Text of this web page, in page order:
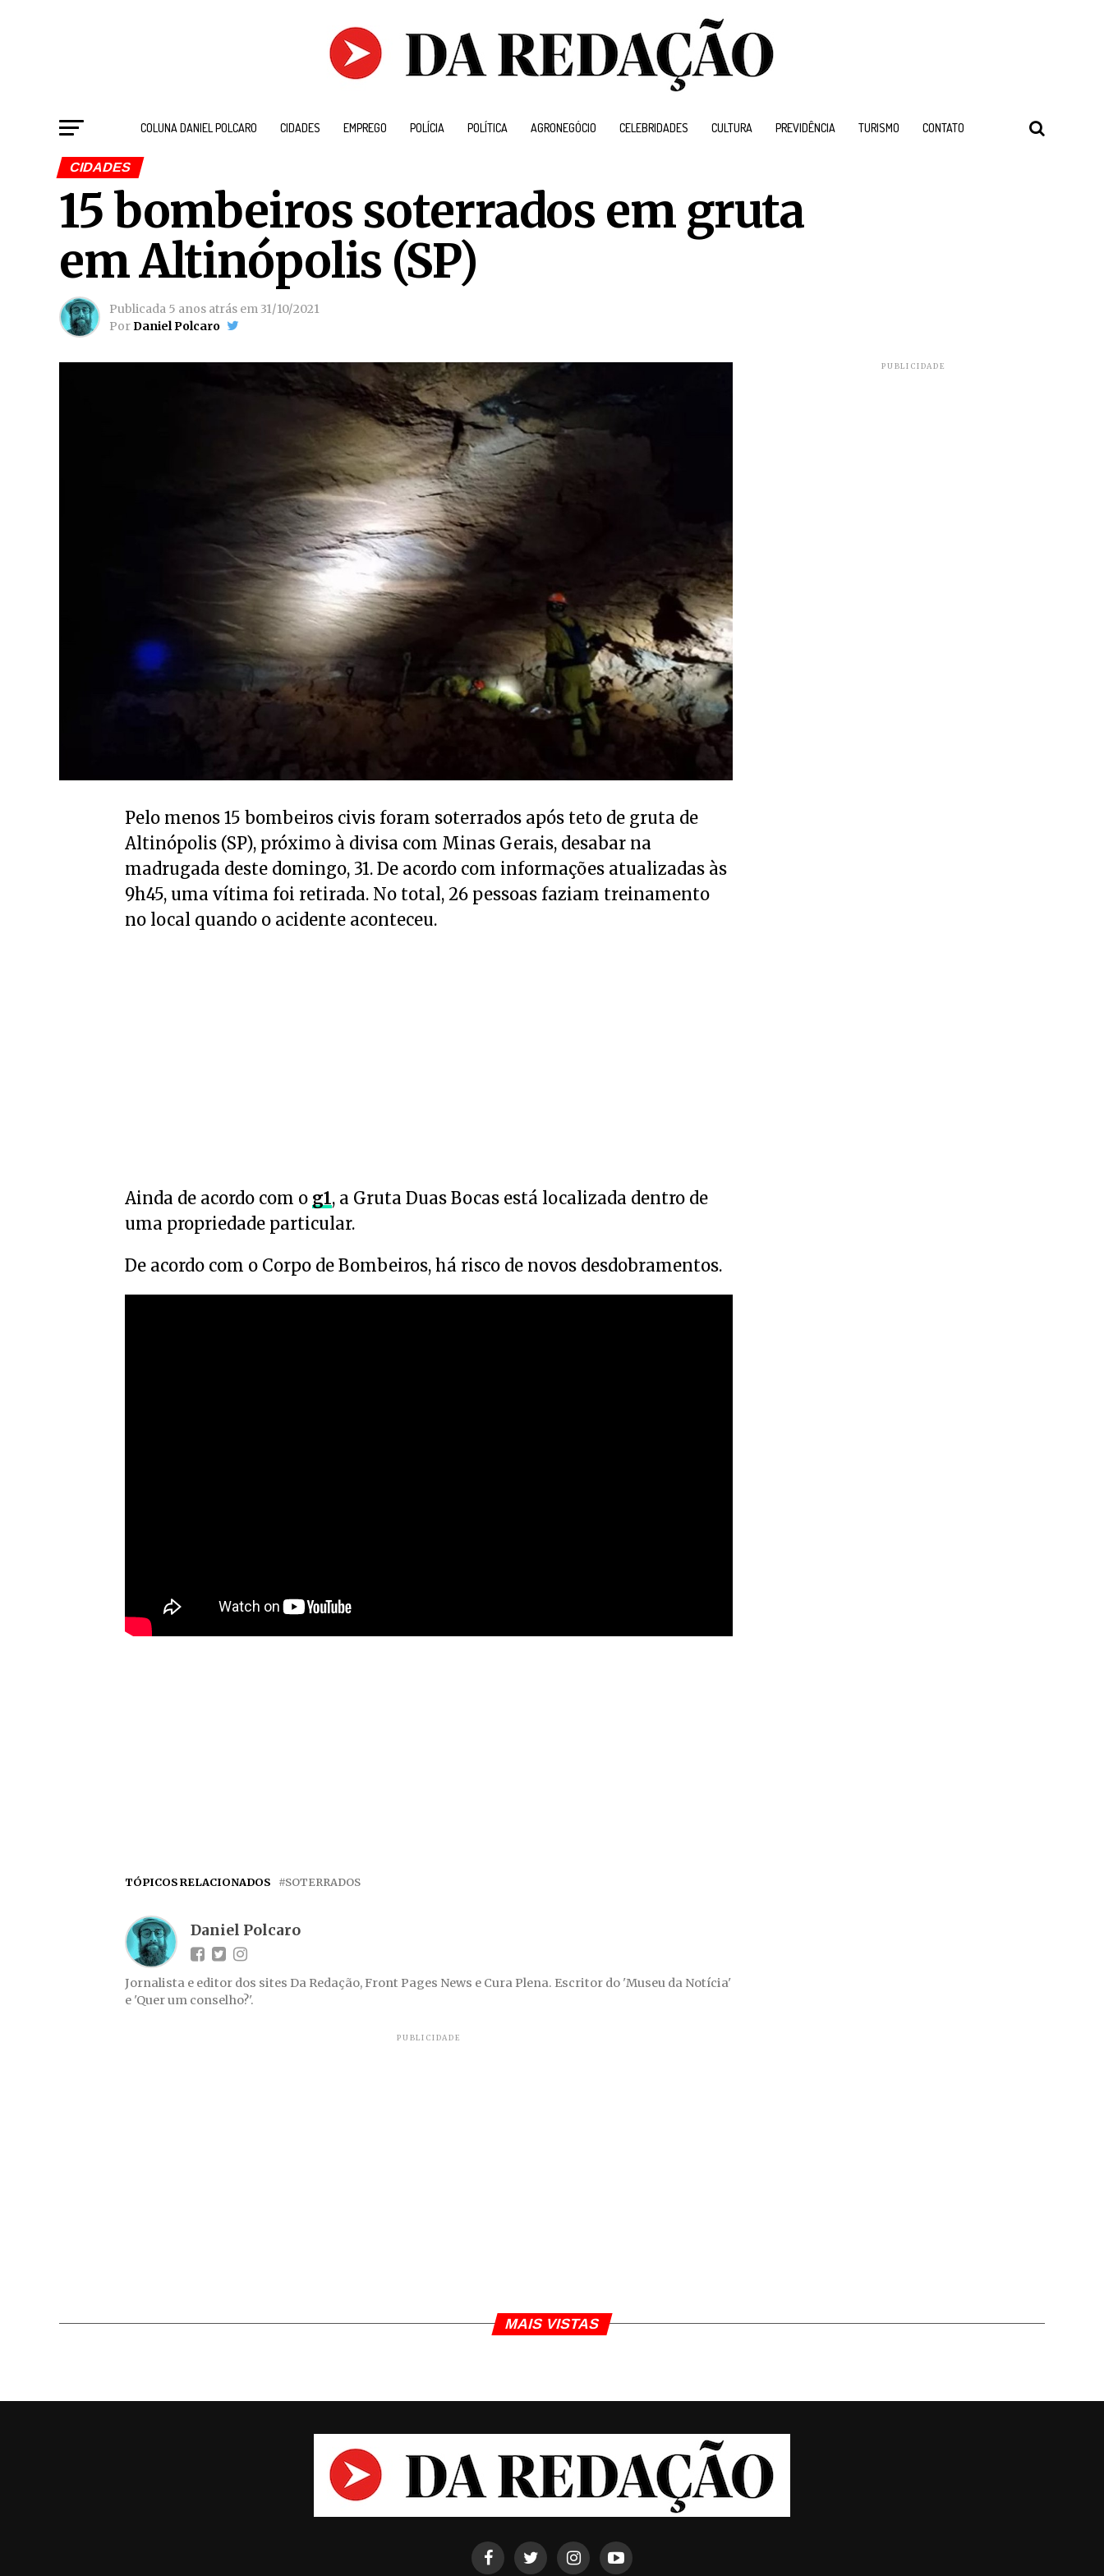
COLUNA DANIEL POLCARO CIDADES EMPREGO POLÍCIA POLÍTICA AGRONEGÓCIO CELEBRIDADES CULTURA PREVIDÊNCIA TURISMO CONTATO
CIDADES
15 bombeiros soterrados em gruta
em Altinópolis (SP)
Publicada 5 anos atrás em 31/10/2021
PorDaniel Polcaro
Pelo menos 15 bombeiros civis foram soterrados após teto de gruta de
Altinópolis (SP), próximo à divisa com Minas Gerais, desabar na
madrugada deste domingo, 31. De acordo com informações atualizadas às
9h45, uma vítima foi retirada. No total, 26 pessoas faziam treinamento
no local quando o acidente aconteceu.
Ainda de acordo com o g1, a Gruta Duas Bocas está localizada dentro de
uma propriedade particular.
De acordo com o Corpo de Bombeiros, há risco de novos desdobramentos.
TÓPICOS RELACIONADOS SOTERRADOS
Daniel Polcaro
Jornalista e editor dos sites Da Redação, Front Pages News e Cura Plena. Escritor do 'Museu da Notícia'
e 'Quer um conselho?'.
PUBLICIDADE
PUBLICIDADE
MAIS VISTAS